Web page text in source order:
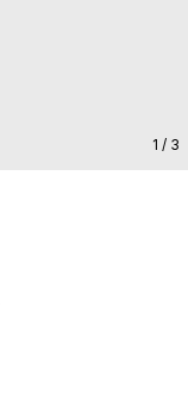
1 / 3